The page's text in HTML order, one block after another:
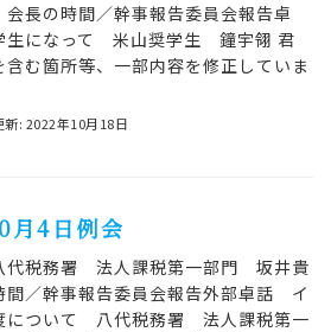
長の時間／幹事報告委員会報告卓
になって 米山奨学生 鐘宇翎 君
む箇所等、一部内容を修正していま
新: 2022年10月18日
月4日例会
税務署 法人課税第一部門 坂井貴
間／幹事報告委員会報告外部卓話 イ
について 八代税務署 法人課税第一